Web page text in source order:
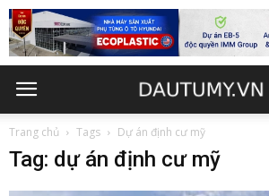
Trang chủ Tags Dự án định cư mỹ
Tag: dự án định cư mỹ